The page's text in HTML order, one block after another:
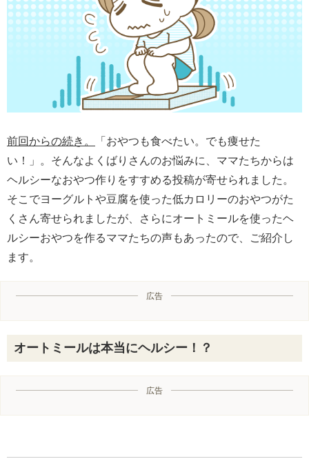
前回からの続き。
「おやつも食べたい。でも痩せた
い！」。そんなよくばりさんのお悩みに、ママたちからは
ヘルシーなおやつ作りをすすめる投稿が寄せられました。
そこでヨーグルトや豆腐を使った低カロリーのおやつがた
くさん寄せられましたが、さらにオートミールを使ったヘ
ルシーおやつを作るママたちの声もあったので、ご紹介し
ます。
広告
オートミールは本当にヘルシー！？
広告